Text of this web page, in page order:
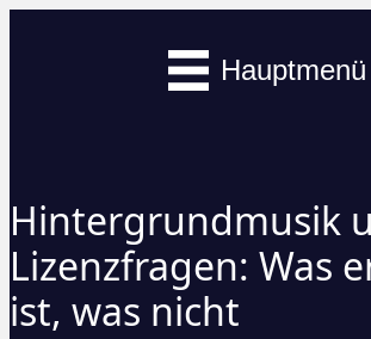
Hauptmenü
Hintergrundmusik
Lizenzfragen: Was
ist, was nicht